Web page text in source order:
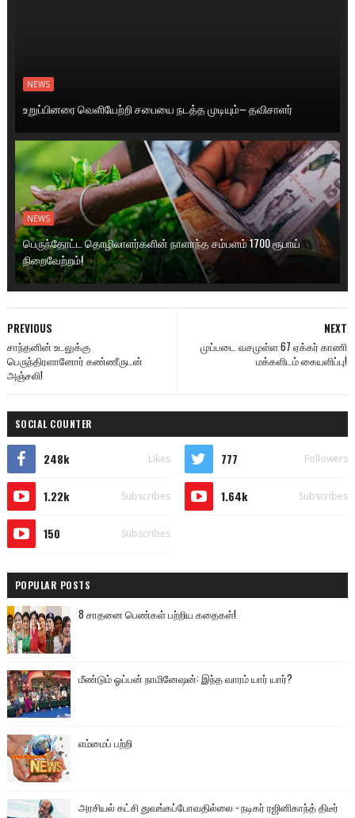
NEWS
உறுப்பினரை வெளியேற்றி சபையை நடத்த முடியும்– தவிசாளர்
NEWS
பெருந்தோட்ட தொழிலாளர்களின் நாளாந்த சம்பளம் 1700 ரூபாய்
நிறைவேற்றம்!
NEXT
முப்படை வசமுள்ள 67 ஏக்கர் காணி
மக்களிடம் கையளிப்பு!
PREVIOUS
சாந்தனின் உடலுக்கு
பெருந்திரளானோர் கண்ணீருடன்
அஞ்சலி!
SOCIAL COUNTER
248k Likes 777 Followers
1.22k Subscribes 1.64k Subscribes
150 Subscribes
POPULAR POSTS
8 சாதனை பெண்கள் பற்றிய கதைகள்!
மீண்டும் ஓப்பன் நாமினேஷன்: இந்த வாரம் யார் யார்?
எம்மைப் பற்றி
அரசியல் கட்சி துவங்கப்போவதில்லை - நடிகர் ரஜினிகாந்த் திடீர்